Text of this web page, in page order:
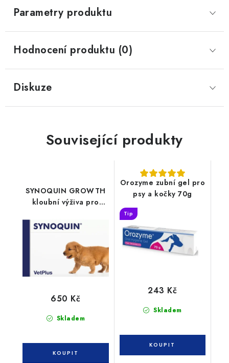
Parametry produktu
Hodnocení produktu (0)
Diskuze
Související produkty
SYNOQUIN GROWTH
kloubní výživa pro
Skladem
650 Kč
Orozyme zubní gel pro
psy a kočky 70g
Tip
Skladem
243 Kč